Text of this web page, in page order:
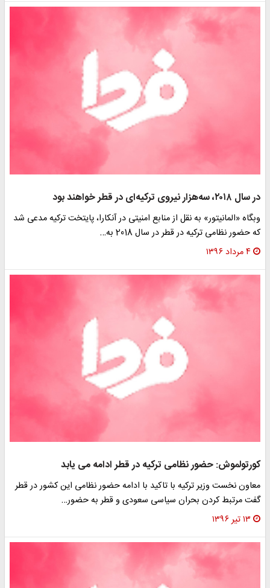
در سال ۲۰۱۸، سه‌هزار نیروی ترکیه‌ای در قطر خواهند بود
وبگاه «المانیتور» به نقل از منابع امنیتی در آنکارا، پایتخت ترکیه مدعی شد
که حضور نظامی ترکیه در قطر در سال 2018 به…
۴ مرداد ۱۳۹۶
کورتولموش: حضور نظامی ترکیه در قطر ادامه می یابد
معاون نخست وزیر ترکیه با تاکید با ادامه حضور نظامی این کشور در قطر
گفت مرتبط کردن بحران سیاسی سعودی و قطر به حضور…
۱۳ تیر ۱۳۹۶